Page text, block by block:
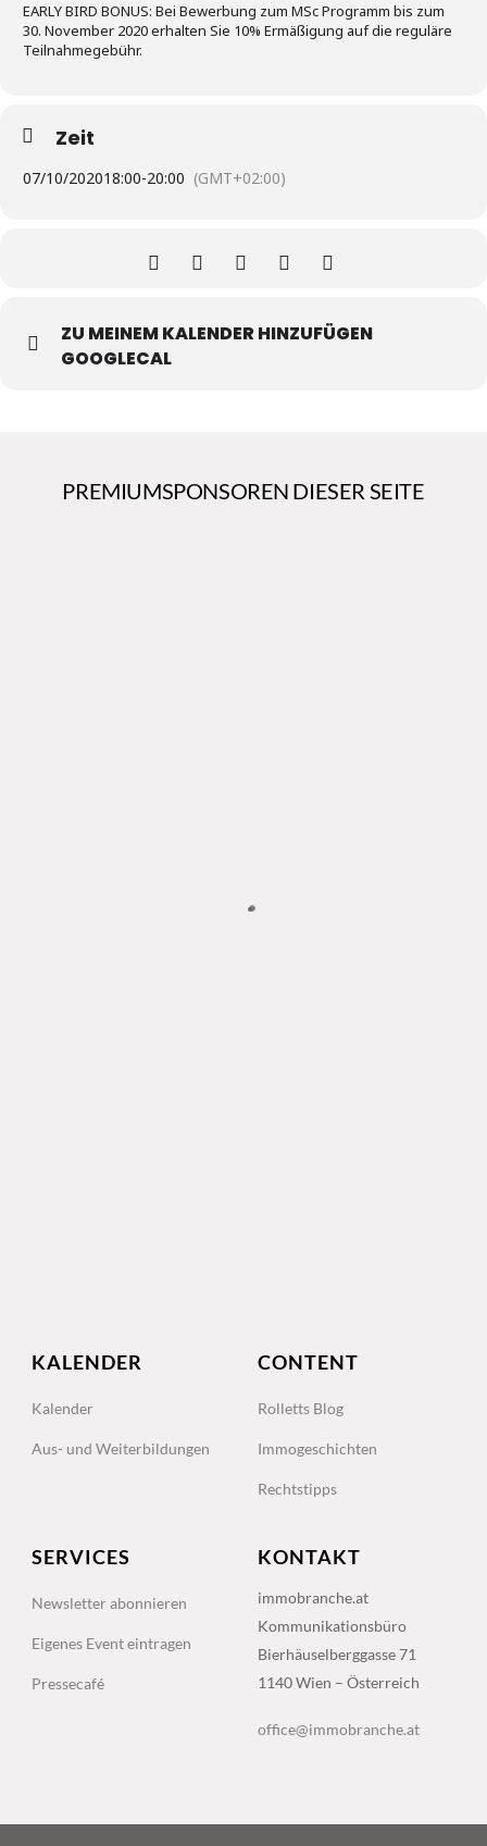
EARLY BIRD BONUS: Bei Bewerbung zum MSc Programm bis zum
30. November 2020 erhalten Sie 10% Ermäßigung auf die reguläre
Teilnahmegebühr.
Zeit
07/10/202018:00-20:00 (GMT+02:00)
ZU MEINEM KALENDER HINZUFÜGEN
GOOGLECAL
PREMIUMSPONSOREN DIESER SEITE
KALENDER
Kalender
Aus- und Weiterbildungen
CONTENT
Rolletts Blog
Immogeschichten
Rechtstipps
SERVICES
Newsletter abonnieren
Eigenes Event eintragen
Pressecafé
KONTAKT
immobranche.at
Kommunikationsbüro
Bierhäuselberggasse 71
1140 Wien – Österreich
office@immobranche.at